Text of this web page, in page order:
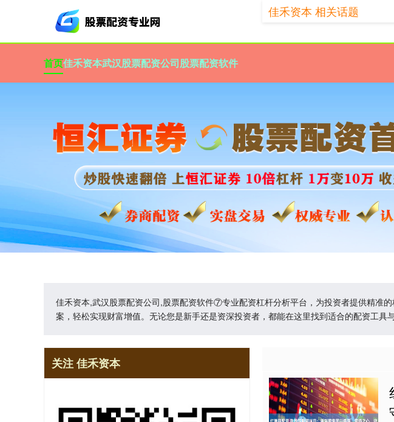
首页佳禾资本武汉股票配资公司股票配资软件
佳禾资本,武汉股票配资公司,股票配资软件⑦专业配资杠杆分析平台，为投资者提供精准
案，轻松实现财富增值。无论您是新手还是资深投资者，都能在这里找到适合的配资工具
佳禾资本 相关话题
关注 佳禾资本